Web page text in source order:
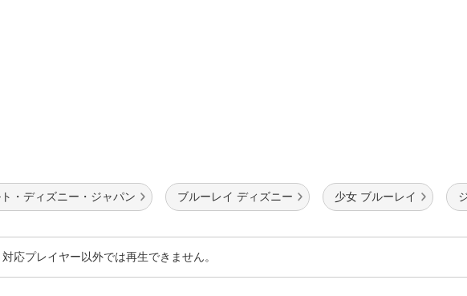
・ディズニー・ジャパン ブルーレイ ディズニー 少女 ブルーレイ
応プレイヤー以外では再生できません。